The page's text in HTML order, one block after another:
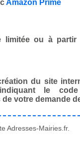
Amazon Prime
limitée ou à
du site
le code
de votre demande
Adresses-Mairies.fr.